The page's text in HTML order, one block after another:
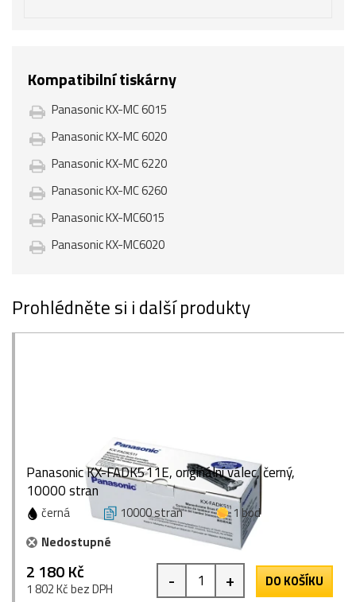
Kompatibilní tiskárny
Panasonic KX-MC 6015
Panasonic KX-MC 6020
Panasonic KX-MC 6220
Panasonic KX-MC 6260
Panasonic KX-MC6015
Panasonic KX-MC6020
Prohlédněte si i další produkty
Panasonic KX-FADK511E, originální válec, černý,
10000 stran
černá 10000 stran
1 bod
Nedostupné
2 180 Kč
1 802 Kč bez DPH - + DO KOŠÍKU